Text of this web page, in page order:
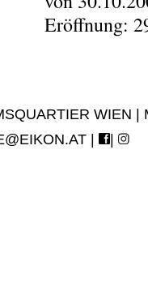
Eröffnung:
WIEN
| |